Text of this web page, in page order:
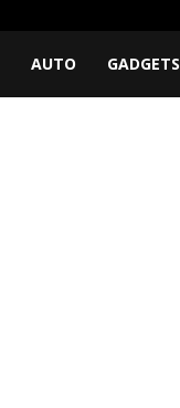
AUTO GADGETS